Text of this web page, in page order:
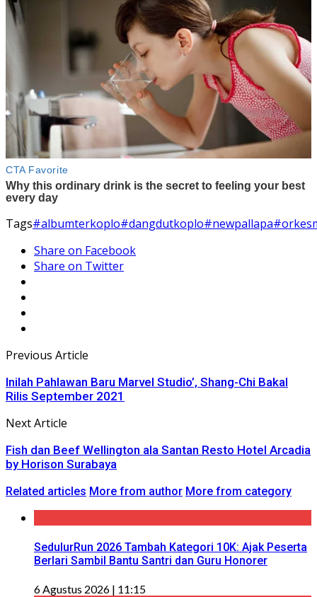
Tags#albumterkoplo#dangdutkoplo#newpallapa
Share on Facebook
Share on Twitter
Previous Article
Inilah Pahlawan Baru Marvel Studio’, Shang-Chi Bakal
Rilis September 2021
Next Article
Fish dan Beef Wellington ala Santan Resto Hotel Arcadia
by Horison Surabaya
Related articles More from author More from category
SedulurRun 2026 Tambah Kategori 10K: Ajak Peserta
Berlari Sambil Bantu Santri dan Guru Honorer
6 Agustus 2026 | 11:15